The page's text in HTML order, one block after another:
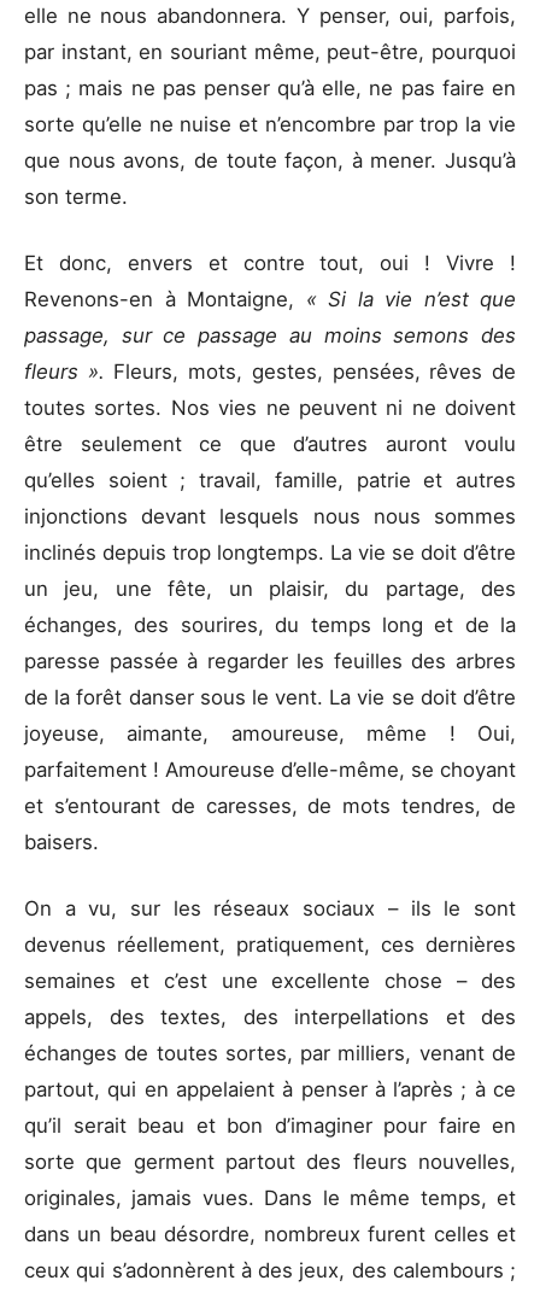
elle ne nous abandonnera. Y penser, oui, parfois,
par instant, en souriant même, peut-être, pourquoi
pas ; mais ne pas penser qu’à elle, ne pas faire en
sorte qu’elle ne nuise et n’encombre par trop la vie
que nous avons, de toute façon, à mener. Jusqu’à
son terme.
Et donc, envers et contre tout, oui ! Vivre !
Revenons-en à Montaigne, « Si la vie n’est que
passage, sur ce passage au moins semons des
fleurs ». Fleurs, mots, gestes, pensées, rêves de
toutes sortes. Nos vies ne peuvent ni ne doivent
être seulement ce que d’autres auront voulu
qu’elles soient ; travail, famille, patrie et autres
injonctions devant lesquels nous nous sommes
inclinés depuis trop longtemps. La vie se doit d’être
un jeu, une fête, un plaisir, du partage, des
échanges, des sourires, du temps long et de la
paresse passée à regarder les feuilles des arbres
de la forêt danser sous le vent. La vie se doit d’être
joyeuse, aimante, amoureuse, même ! Oui,
parfaitement ! Amoureuse d’elle-même, se choyant
et s’entourant de caresses, de mots tendres, de
baisers.
On a vu, sur les réseaux sociaux – ils le sont
devenus réellement, pratiquement, ces dernières
semaines et c’est une excellente chose – des
appels, des textes, des interpellations et des
échanges de toutes sortes, par milliers, venant de
partout, qui en appelaient à penser à l’après ; à ce
qu’il serait beau et bon d’imaginer pour faire en
sorte que germent partout des fleurs nouvelles,
originales, jamais vues. Dans le même temps, et
dans un beau désordre, nombreux furent celles et
ceux qui s’adonnèrent à des jeux, des calembours ;